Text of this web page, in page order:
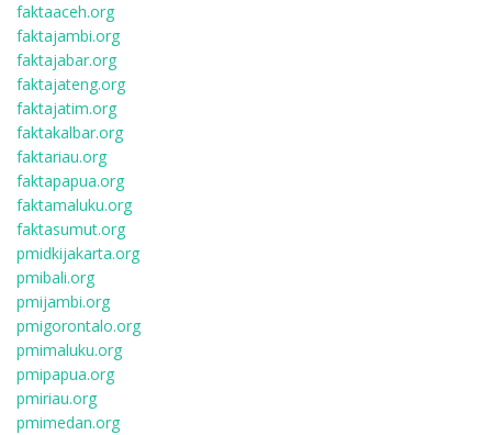
faktaaceh.org
faktajambi.org
faktajabar.org
faktajateng.org
faktajatim.org
faktakalbar.org
faktariau.org
faktapapua.org
faktamaluku.org
faktasumut.org
pmidkijakarta.org
pmibali.org
pmijambi.org
pmigorontalo.org
pmimaluku.org
pmipapua.org
pmiriau.org
pmimedan.org